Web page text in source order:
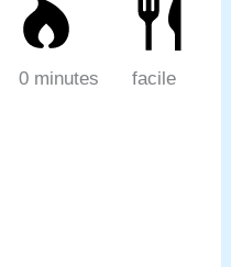
0 minutes facile